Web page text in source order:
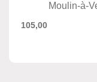
Moulin-à-
105,00